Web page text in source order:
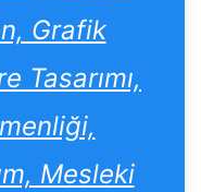
Grafik
Tasarımı,
Mesleki